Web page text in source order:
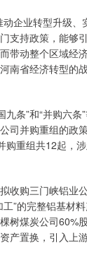
企业转型升级、
支持政策，能够
带动整个区域经
南省经济转型的
条”和“并购六条
司并购重组的政
重组共12起，
收购三门峡铝业
”的完整铝基材
树煤炭公司60%
产置换，引入上